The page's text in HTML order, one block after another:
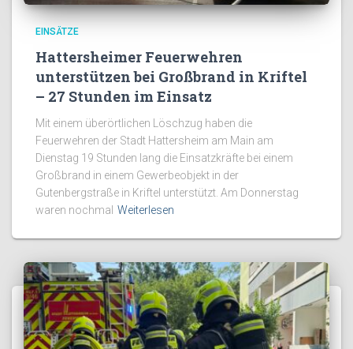
EINSÄTZE
Hattersheimer Feuerwehren
unterstützen bei Großbrand in Kriftel
– 27 Stunden im Einsatz
Mit einem überörtlichen Löschzug haben die
Feuerwehren der Stadt Hattersheim am Main am
Dienstag 19 Stunden lang die Einsatzkräfte bei einem
Großbrand in einem Gewerbeobjekt in der
Gutenbergstraße in Kriftel unterstützt. Am Donnerstag
waren nochmal Weiterlesen